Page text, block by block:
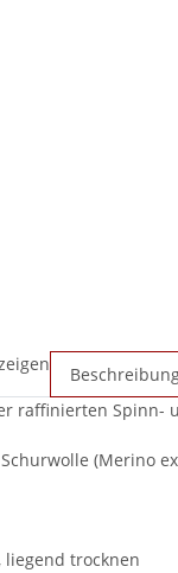
raffinierten Spinn-
(Merino
liegend trocknen